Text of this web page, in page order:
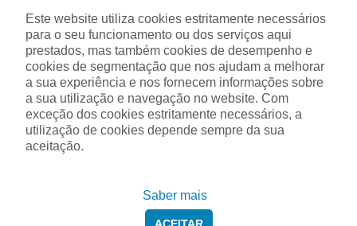
Este website utiliza cookies estritamente necessários
para o seu funcionamento ou dos serviços aqui
prestados, mas também cookies de desempenho e
cookies de segmentação que nos ajudam a melhorar
a sua experiência e nos fornecem informações sobre
a sua utilização e navegação no website. Com
exceção dos cookies estritamente necessários, a
utilização de cookies depende sempre da sua
aceitação.
Saber mais